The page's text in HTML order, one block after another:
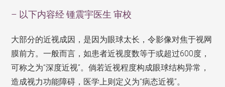
– 以下内容经 锺震宇医生 审校
大部分的近视成因，是因为眼球太长，令影像对焦于视网
膜前方。一般而言，如患者近视度数等于或超过600度，
可称之为“深度近视”。倘若近视程度构成眼球结构异常，
造成视力功能障碍，医学上则定义为“病态近视”。